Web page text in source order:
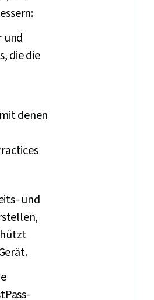
und
die die
denen
und